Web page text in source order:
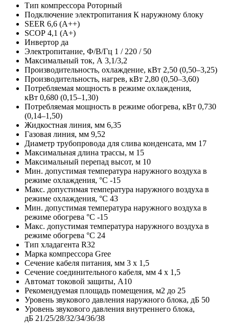
Тип компрессора Роторный
Подключение электропитания К наружному блоку
SEER 6,6 (A++)
SCOP 4,1 (A+)
Инвертор да
Электропитание, Ф/В/Гц 1 / 220 / 50
Максимальный ток, А 3,1/3,2
Производительность, охлаждение, кВт 2,50 (0,50–3,25)
Производительность, нагрев, кВт 2,80 (0,50–3,60)
Потребляемая мощность в режиме охлаждения,
кВт 0,680 (0,15–1,30)
Потребляемая мощность в режиме обогрева, кВт 0,730
(0,14–1,50)
Жидкостная линия, мм 6,35
Газовая линия, мм 9,52
Диаметр трубопровода для слива конденсата, мм 17
Максимальная длина трассы, м 15
Максимальный перепад высот, м 10
Мин. допустимая температура наружного воздуха в
режиме охлаждения, °С -15
Макс. допустимая температура наружного воздуха в
режиме охлаждения, °С 43
Мин. допустимая температура наружного воздуха в
режиме обогрева °С -15
Макс. допустимая температура наружного воздуха в
режиме обогрева °С 24
Тип хладагента R32
Марка компрессора Gree
Сечение кабеля питания, мм 3 х 1,5
Сечение соединительного кабеля, мм 4 х 1,5
Автомат токовой защиты, A10
Рекомендуемая площадь помещения, м2 до 25
Уровень звукового давления наружного блока, дБ 50
Уровень звукового давления внутреннего блока,
дБ 21/25/28/32/34/36/38